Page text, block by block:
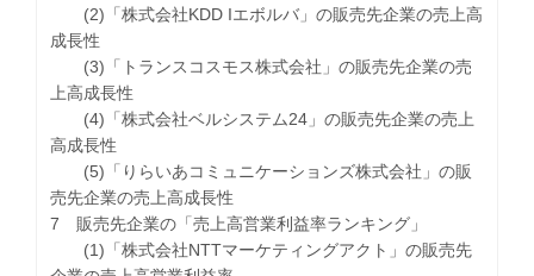
(2)「株式会社KDD Iエボルバ」の販売先企業の売上高
成長性
(3)「トランスコスモス株式会社」の販売先企業の売
上高成長性
(4)「株式会社ベルシステム24」の販売先企業の売上
高成長性
(5)「りらいあコミュニケーションズ株式会社」の販
売先企業の売上高成長性
7 販売先企業の「売上高営業利益率ランキング」
(1)「株式会社NTTマーケティングアクト」の販売先